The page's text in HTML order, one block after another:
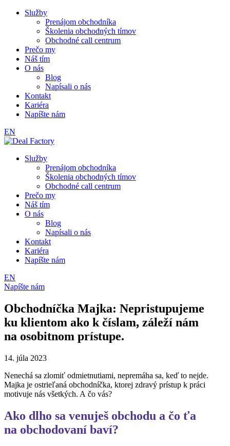
Služby
Prenájom obchodníka
Školenia obchodných tímov
Obchodné call centrum
Prečo my
Náš tím
O nás
Blog
Napísali o nás
Kontakt
Kariéra
Napíšte nám
EN
Služby
Prenájom obchodníka
Školenia obchodných tímov
Obchodné call centrum
Prečo my
Náš tím
O nás
Blog
Napísali o nás
Kontakt
Kariéra
Napíšte nám
EN
Napíšte nám
Obchodníčka Majka: Nepristupujeme
ku klientom ako k číslam, záleží nám
na osobitnom prístupe.
14. júla 2023
Nenechá sa zlomiť odmietnutiami, nepremáha sa, keď to nejde.
Majka je ostrieľaná obchodníčka, ktorej zdravý prístup k práci
motivuje nás všetkých. A čo vás?
Ako dlho sa venuješ obchodu a čo ťa
na obchodovaní baví?